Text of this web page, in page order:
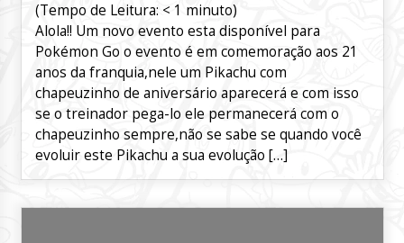
(Tempo de Leitura: < 1 minuto)
Alola!! Um novo evento esta disponível para
Pokémon Go o evento é em comemoração aos 21
anos da franquia,nele um Pikachu com
chapeuzinho de aniversário aparecerá e com isso
se o treinador pega-lo ele permanecerá com o
chapeuzinho sempre,não se sabe se quando você
evoluir este Pikachu a sua evolução […]